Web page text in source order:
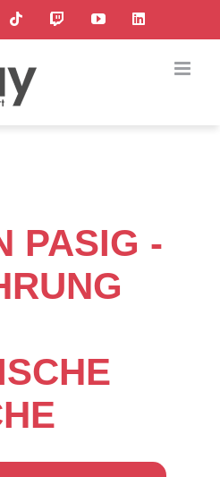
Tiktok TwitchYouTubeLinkedIn
PASIG -